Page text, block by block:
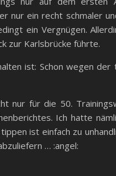
nur ein recht schmaler
ein Vergnügen.
zur Karlsbrücke führte.
ist: Schon wegen
nur für die 50.
Ich hatte
ist einfach zu
… :angel: